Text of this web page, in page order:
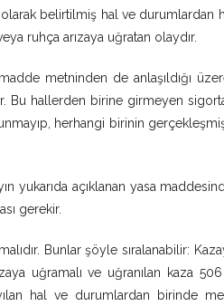
olarak belirtilmiş hal ve durumlardan
ruhça arızaya uğratan olaydır.
metninden de anlaşıldığı
Bu hallerden birine girmeyen
herhangi birinin
açıklanan yasa maddesinde
gerekir.
Bunlar şöyle sıralanabilir:
uğramalı ve uğranılan kaza 506
hal ve durumlardan birinde